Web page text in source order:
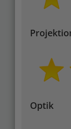
Optik